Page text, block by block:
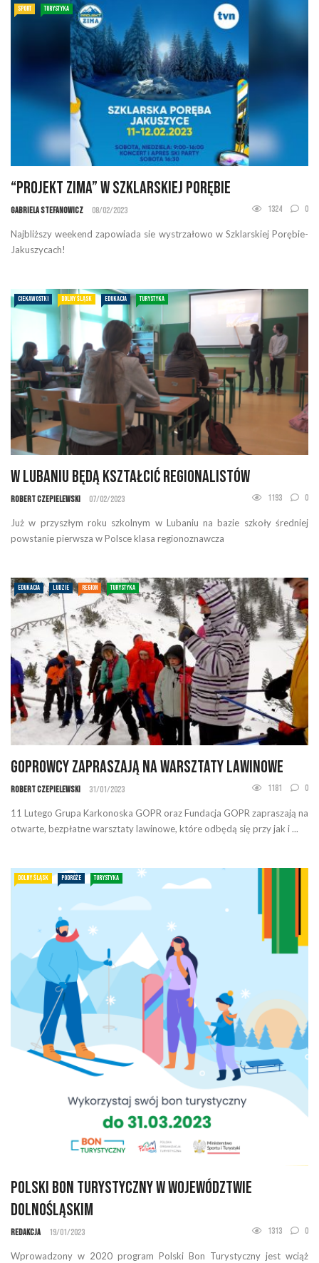
SPORT TURYSTYKA
“PROJEKT ZIMA” w Szklarskiej Porębie
Gabriela Stefanowicz 08/02/2023 1324 0
Najbliższy weekend zapowiada sie wystrzałowo w Szklarskiej Porębie-
Jakuszycach!
CIEKAWOSTKI DOLNY ŚLĄSK EDUKACJA TURYSTYKA
W Lubaniu będą kształcić regionalistów
Robert Czepielewski 07/02/2023 1193 0
Już w przyszłym roku szkolnym w Lubaniu na bazie szkoły średniej
powstanie pierwsza w Polsce klasa regionoznawcza
EDUKACJA LUDZIE REGION TURYSTYKA
Goprowcy zapraszają na warsztaty lawinowe
Robert Czepielewski 31/01/2023 1181 0
11 Lutego Grupa Karkonoska GOPR oraz Fundacja GOPR zapraszają na
otwarte, bezpłatne warsztaty lawinowe, które odbędą się przy jak i ...
DOLNY ŚLĄSK PODRÓŻE TURYSTYKA
Polski Bon Turystyczny w województwie
dolnośląskim
Redakcja 19/01/2023 1313 0
Wprowadzony w 2020 program Polski Bon Turystyczny jest wciąż